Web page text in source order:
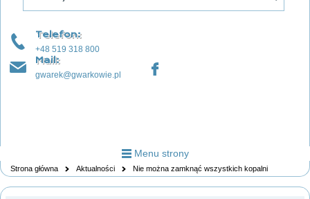
Telefon:
+48 519 318 800
Mail:
gwarek@gwarkowie.pl
Menu strony
Strona główna Aktualności Nie można zamknąć wszystkich kopalni